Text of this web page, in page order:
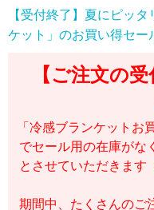
【受付終了】夏にピッ
ケット」のお買い得セー
【ご注文の
「冷感ブランケットお
でセール用の在庫がな
とさせていただきます
期間中、たくさんのご